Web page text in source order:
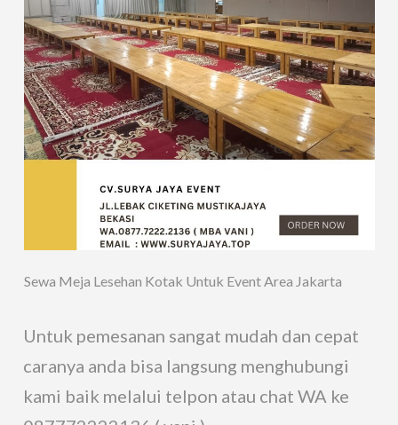
Sewa Meja Lesehan Kotak Untuk Event Area Jakarta
Untuk pemesanan sangat mudah dan cepat
caranya anda bisa langsung menghubungi
kami baik melalui telpon atau chat WA ke